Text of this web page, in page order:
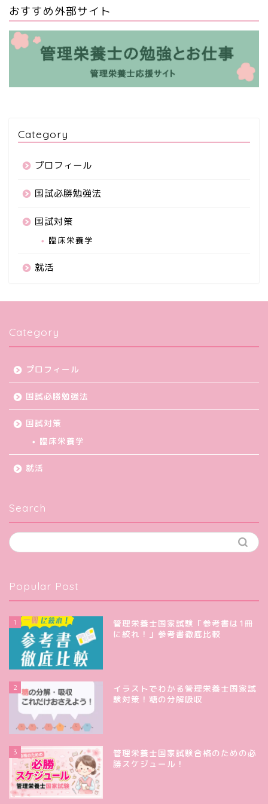
おすすめ外部サイト
Category
プロフィール
国試必勝勉強法
国試対策
臨床栄養学
就活
Category
プロフィール
国試必勝勉強法
国試対策
臨床栄養学
就活
Search
Popular Post
1
管理栄養士国家試験「参考書は1冊
に絞れ！」参考書徹底比較
2
イラストでわかる管理栄養士国家試
験対策！糖の分解吸収
3
管理栄養士国家試験合格のための必
勝スケジュール！